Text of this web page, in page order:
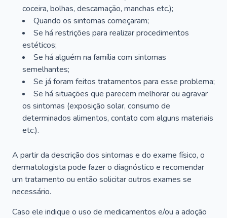
coceira, bolhas, descamação, manchas etc.);
Quando os sintomas começaram;
Se há restrições para realizar procedimentos
estéticos;
Se há alguém na família com sintomas
semelhantes;
Se já foram feitos tratamentos para esse problema;
Se há situações que parecem melhorar ou agravar
os sintomas (exposição solar, consumo de
determinados alimentos, contato com alguns materiais
etc.).
A partir da descrição dos sintomas e do exame físico, o
dermatologista pode fazer o diagnóstico e recomendar
um tratamento ou então solicitar outros exames se
necessário.
Caso ele indique o uso de medicamentos e/ou a adoção